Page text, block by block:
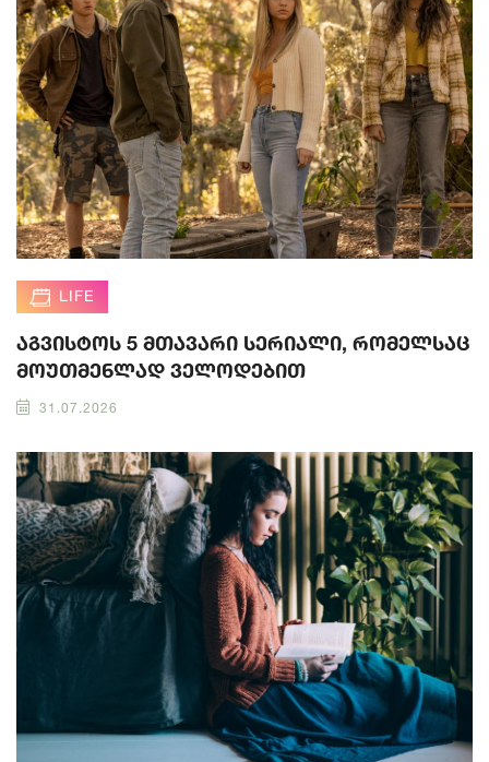
LIFE
აგვისტოს 5 მთავარი სერიალი, რომელსაც
მოუთმენლად ველოდებით
31.07.2026